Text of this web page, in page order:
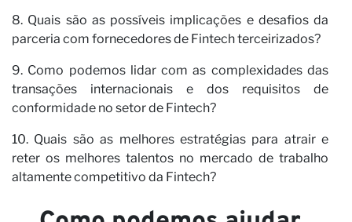
8. Quais são as possíveis implicações e desafios da
parceria com fornecedores de Fintech terceirizados?
9. Como podemos lidar com as complexidades das
transações internacionais e dos requisitos de
conformidade no setor de Fintech?
10. Quais são as melhores estratégias para atrair e
reter os melhores talentos no mercado de trabalho
altamente competitivo da Fintech?